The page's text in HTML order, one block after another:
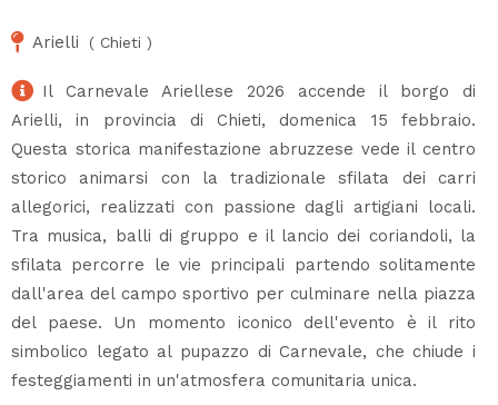
Arielli ( Chieti )
Il Carnevale Ariellese 2026 accende il borgo di
Arielli, in provincia di Chieti, domenica 15 febbraio.
Questa storica manifestazione abruzzese vede il centro
storico animarsi con la tradizionale sfilata dei carri
allegorici, realizzati con passione dagli artigiani locali.
Tra musica, balli di gruppo e il lancio dei coriandoli, la
sfilata percorre le vie principali partendo solitamente
dall'area del campo sportivo per culminare nella piazza
del paese. Un momento iconico dell'evento è il rito
simbolico legato al pupazzo di Carnevale, che chiude i
festeggiamenti in un'atmosfera comunitaria unica.